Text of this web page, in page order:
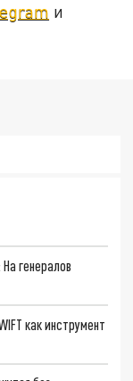
и
генералов
как инструмент